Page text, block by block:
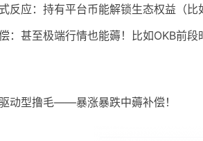
反应：持有平台币能解锁生态权益（比
：甚至极端行情也能薅！比如OKB前
动型撸毛——暴涨暴跌中薅补偿！